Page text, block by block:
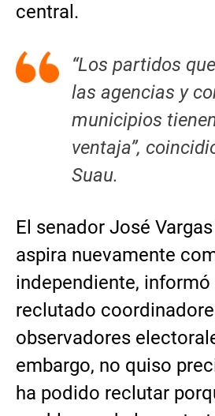
central.
“Los partidos
las agencias y
municipios
ventaja”,
Suau.
El senador José
aspira nuevamente
independiente, informó
reclutado
observadores
embargo, no quiso
ha podido reclutar